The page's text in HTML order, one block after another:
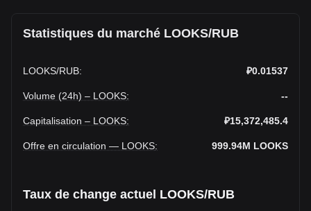
Statistiques du marché LOOKS/RUB
LOOKS/RUB: ₽0.01537
Volume (24h) – LOOKS: --
Capitalisation – LOOKS: ₽15,372,485.4
Offre en circulation — LOOKS: 999.94M LOOKS
Taux de change actuel LOOKS/RUB